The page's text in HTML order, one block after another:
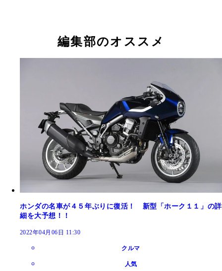
編集部のオススメ
ホンダの名車が４５年ぶりに復活！ 新型「ホーク１１」の詳
細を大予想！！
2022年04月06日 11:30
クルマ
人気